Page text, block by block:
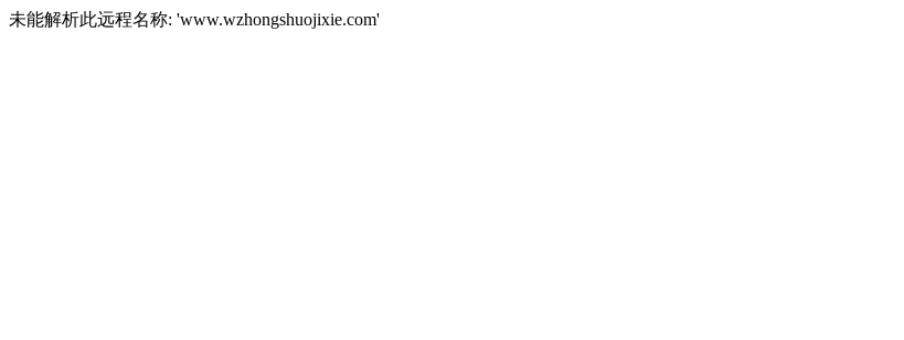
未能解析此远程名称: 'www.wzhongshuojixie.com'